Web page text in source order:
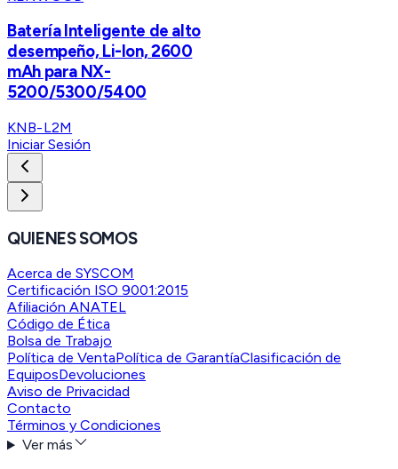
Batería Inteligente de alto
desempeño, Li-Ion, 2600
mAh para NX-
5200/5300/5400
KNB-L2M
Iniciar Sesión
QUIENES SOMOS
Acerca de SYSCOM
Certificación ISO 9001:2015
Afiliación ANATEL
Código de Ética
Bolsa de Trabajo
Política de VentaPolítica de GarantíaClasificación de
EquiposDevoluciones
Aviso de Privacidad
Contacto
Términos y Condiciones
Ver más